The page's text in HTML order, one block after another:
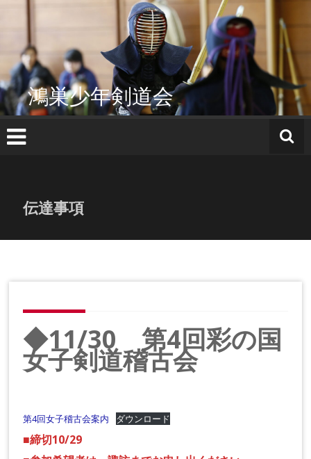
ツ
へ
ス
キ
ッ
鴻巣少年剣道会
伝達事項
◆11/30 第4回彩の国
女子剣道稽古会
第4回女子稽古会案内 ダウンロード
■締切10/29